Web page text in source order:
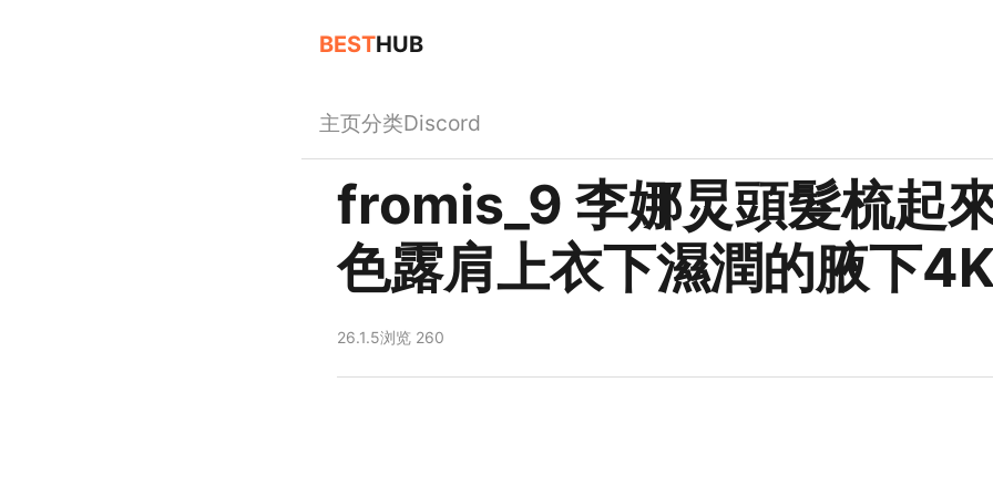
BESTHUB
主页分类Discord
fromis_9 李娜炅頭髮梳起
色露肩上衣下濕潤的腋下
26.1.5浏览 260